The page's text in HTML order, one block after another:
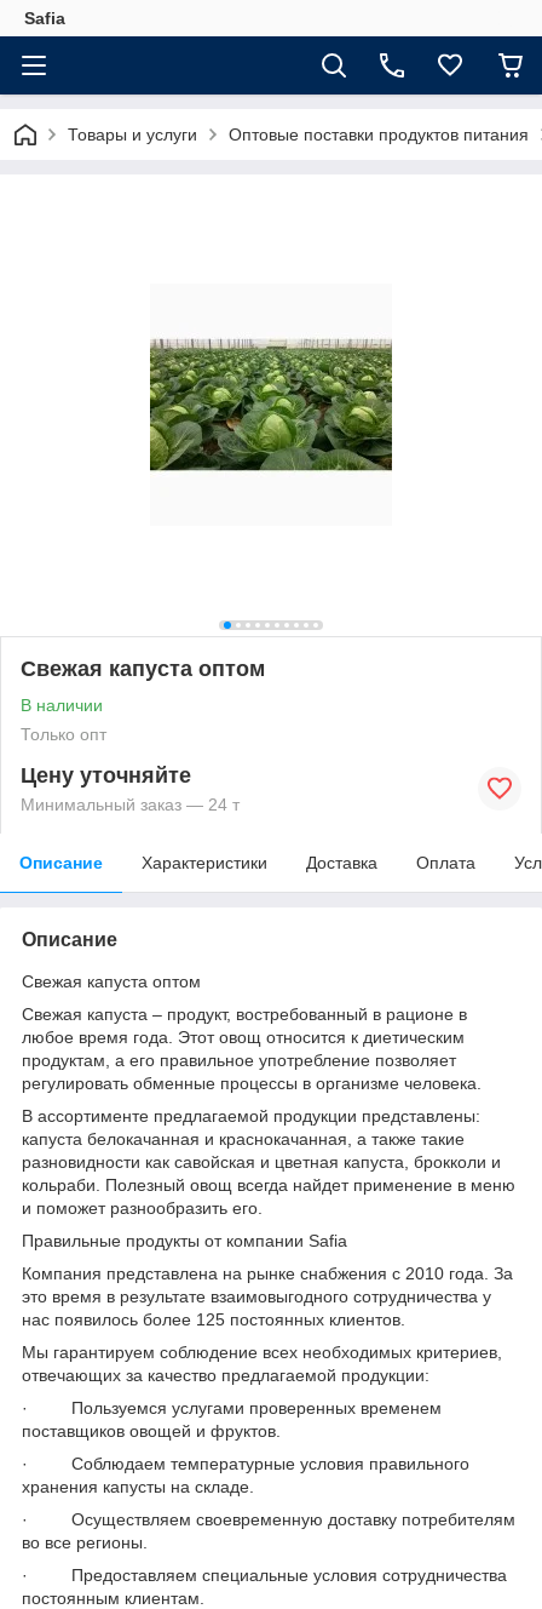
Safia
Товары и услуги Оптовые поставки продуктов питания
Свежая капуста оптом
В наличии
Только опт
Цену уточняйте
Минимальный заказ — 24 т
Описание Характеристики Доставка Оплата
Описание
Свежая капуста оптом
Свежая капуста – продукт, востребованный в рационе в
любое время года. Этот овощ относится к диетическим
продуктам, а его правильное употребление позволяет
регулировать обменные процессы в организме человека.
В ассортименте предлагаемой продукции представлены:
капуста белокачанная и краснокачанная, а также такие
разновидности как савойская и цветная капуста, брокколи и
кольраби. Полезный овощ всегда найдет применение в меню
и поможет разнообразить его.
Правильные продукты от компании Safia
Компания представлена на рынке снабжения с 2010 года. За
это время в результате взаимовыгодного сотрудничества у
нас появилось более 125 постоянных клиентов.
Мы гарантируем соблюдение всех необходимых критериев,
отвечающих за качество предлагаемой продукции:
· Пользуемся услугами проверенных временем
поставщиков овощей и фруктов.
· Соблюдаем температурные условия правильного
хранения капусты на складе.
· Осуществляем своевременную доставку потребителям
во все регионы.
· Предоставляем специальные условия сотрудничества
постоянным клиентам.